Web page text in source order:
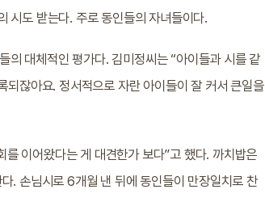
시도 받는다. 주로 동인들의 자녀들이다.
의 대체적인 평가다. 김미정씨는 “아이들과 시를 같
되잖아요. 정서적으로 자란 아이들이 잘 커서 큰일을
이어왔다는 게 대견한가 보다”고 했다. 까치밥은
. 손님시로 6개월 낸 뒤에 동인들이 만장일치로 찬